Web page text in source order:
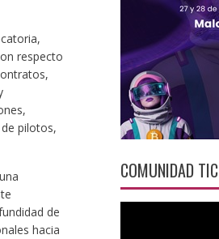
respecto
pilotos,
de
hacia
COMUNIDAD TIC